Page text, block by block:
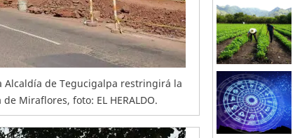
Alcaldía de Tegucigalpa restringirá la
Miraflores, foto: EL HERALDO.